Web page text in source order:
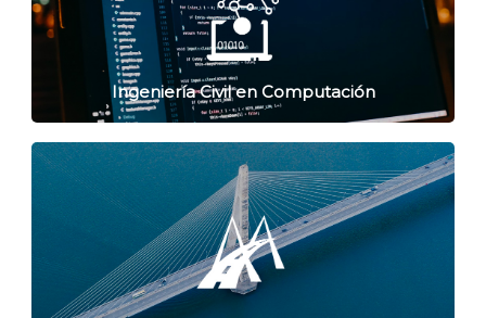
Ingeniería Civil en Computación